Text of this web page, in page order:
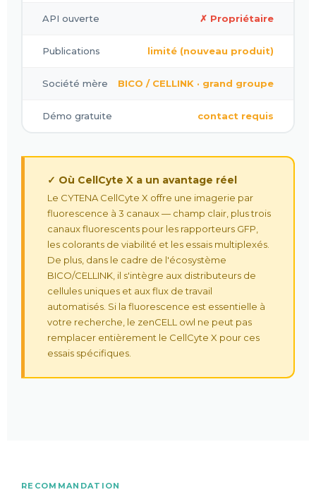
API ouverte ✗ Propriétaire
Publications limité (nouveau produit)
Société mère BICO / CELLINK · grand groupe
Démo gratuite contact requis
✓ Où CellCyte X a un avantage réel
Le CYTENA CellCyte X offre une imagerie par
fluorescence à 3 canaux — champ clair, plus trois
canaux fluorescents pour les rapporteurs GFP,
les colorants de viabilité et les essais multiplexés.
De plus, dans le cadre de l'écosystème
BICO/CELLINK, il s'intègre aux distributeurs de
cellules uniques et aux flux de travail
automatisés. Si la fluorescence est essentielle à
votre recherche, le zenCELL owl ne peut pas
remplacer entièrement le CellCyte X pour ces
essais spécifiques.
RECOMMANDATION